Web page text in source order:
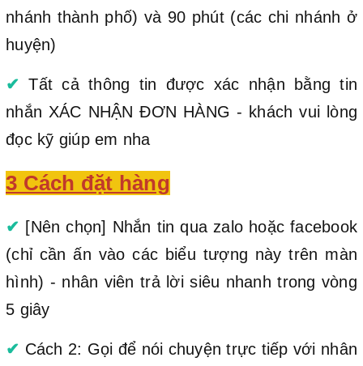
nhánh thành phố) và 90 phút (các chi nhánh ở
huyện)
✔ Tất cả thông tin được xác nhận bằng tin
nhắn XÁC NHẬN ĐƠN HÀNG - khách vui lòng
đọc kỹ giúp em nha
3 Cách đặt hàng
✔ [Nên chọn] Nhắn tin qua zalo hoặc facebook
(chỉ cần ấn vào các biểu tượng này trên màn
hình) - nhân viên trả lời siêu nhanh trong vòng
5 giây
✔ Cách 2: Gọi để nói chuyện trực tiếp với nhân